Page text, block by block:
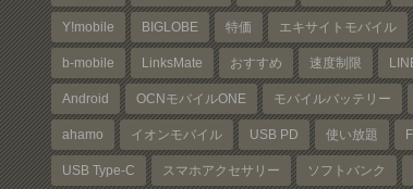
Y!mobile BIGLOBE 特価 エキサイトモバイル
b-mobile LinksMate おすすめ 速度制限
Android OCNモバイルONE モバイルバッテリー
ahamo イオンモバイル USB PD 使い放題
USB Type-C スマホアクセサリー ソフトバンク